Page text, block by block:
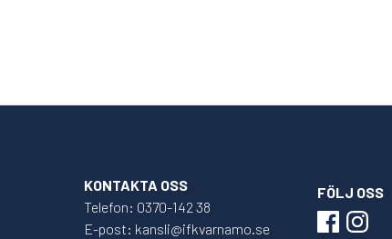
KONTAKTA OSS
Telefon: 0370-142 38
E-post: kansli@ifkvarnamo.se
FÖLJ OSS